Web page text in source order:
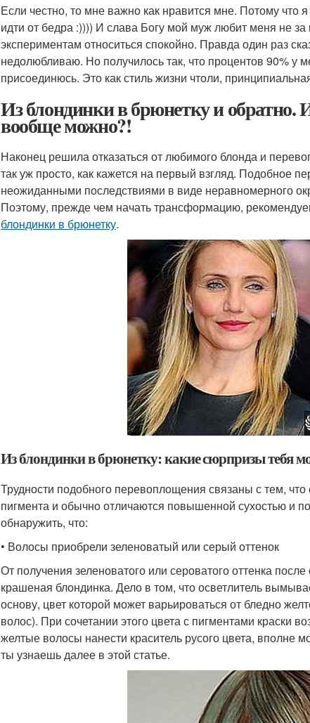
Если честно, то мне важно как нравится мне. Потому что
идти от бедра :)))) И слава Богу мой муж любит меня не
экспериментам относиться спокойно. Правда один раз
недолюбливаю. Но получилось так, что процентов 90% у
присоединюсь. Это как стиль жизни чтоли,
Из блондинки в брюнетку и обратно.
вообще можно?!
Наконец решила отказаться от любимого блонда и
так уж просто, как кажется на первый взгляд. Подобное
неожиданными последствиями в виде неравномерного
Поэтому, прежде чем начать трансформацию,
блондинки в брюнетку.
Из блондинки в брюнетку: какие сюрпризы тебя
Трудности подобного перевоплощения связаны с тем,
пигмента и обычно отличаются повышенной сухостью и
обнаружить, что:
• Волосы приобрели зеленоватый или серый оттенок
От получения зеленоватого или сероватого оттенка
крашеная блондинка. Дело в том, что осветлитель
основу, цвет которой может варьироваться от бледно
волос). При сочетании этого цвета с пигментами краски
желтые волосы нанести краситель русого цвета, вполне
ты узнаешь далее в этой статье.